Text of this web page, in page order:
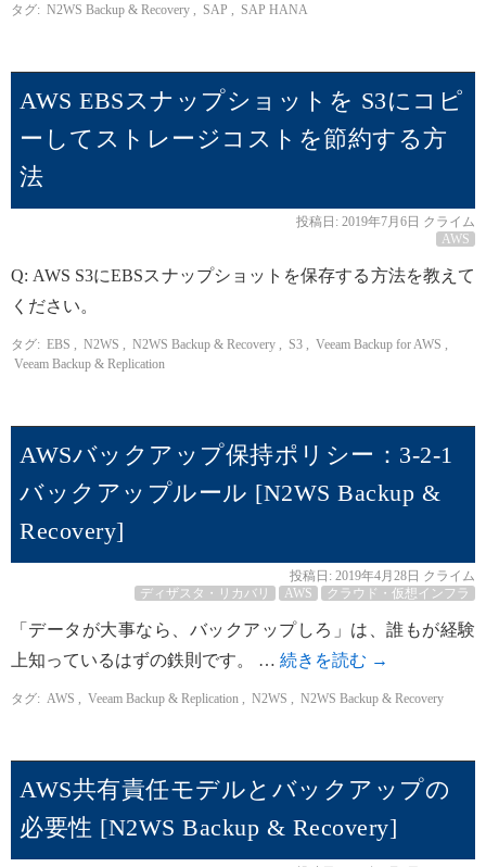
タグ: N2WS Backup & Recovery SAP SAP HANA
AWS EBSスナップショットを S3にコピ
ーしてストレージコストを節約する方
法
投稿日: 2019年7月6日 クライム
AWS
Q: AWS S3にEBSスナップショットを保存する方法を教えて
ください。
タグ: EBS N2WS N2WS Backup & Recovery S3 Veeam Backup for AWS
Veeam Backup & Replication
AWSバックアップ保持ポリシー：3-2-1
バックアップルール [N2WS Backup &
Recovery]
投稿日: 2019年4月28日 クライム
ディザスタ・リカバリ
AWS クラウド・仮想インフラ
「データが大事なら、バックアップしろ」は、誰もが経験
上知っているはずの鉄則です。 … 続きを読む →
タグ: AWS Veeam Backup & Replication N2WS N2WS Backup & Recovery
AWS共有責任モデルとバックアップの
必要性 [N2WS Backup & Recovery]